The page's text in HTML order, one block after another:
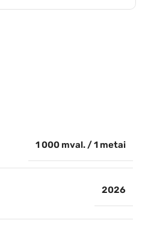
1 000 mval. / 1 metai
2026